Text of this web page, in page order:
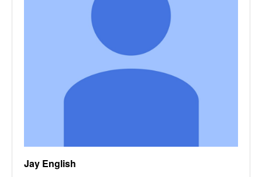
Jay English